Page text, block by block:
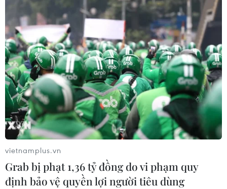
vietnamplus.vn
Grab bị phạt 1,36 tỷ đồng do vi phạm quy
định bảo vệ quyền lợi người tiêu dùng